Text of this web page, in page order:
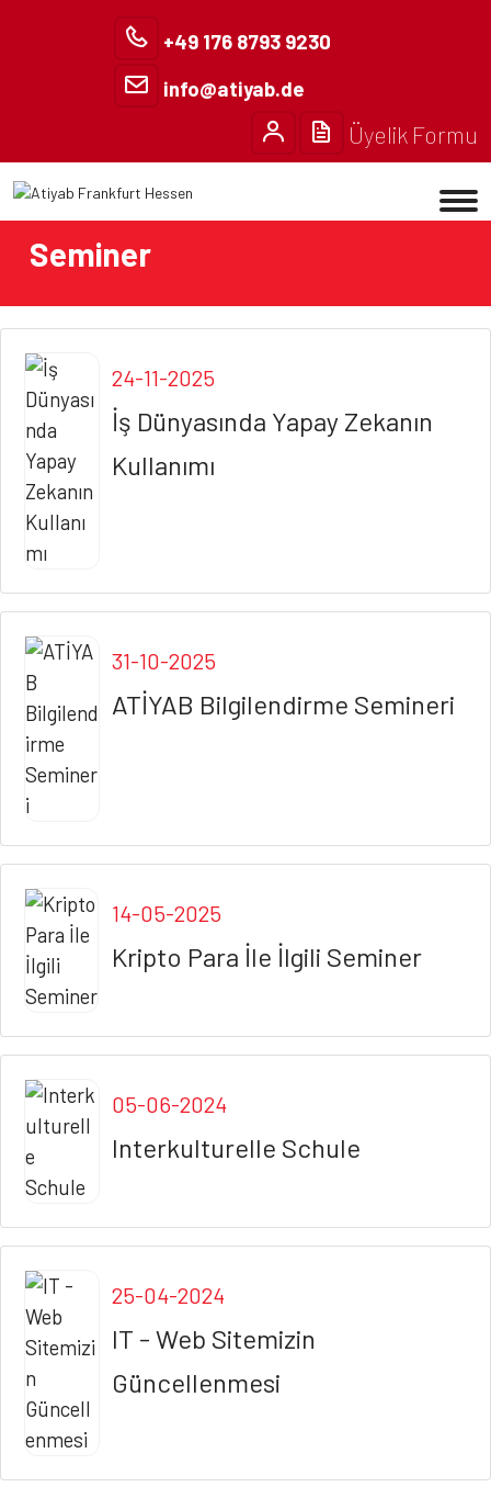
+49 176 8793 9230
info@atiyab.de
Üyelik Formu
Seminer
24-11-2025
İş Dünyasında Yapay Zekanın
Kullanımı
31-10-2025
ATİYAB Bilgilendirme Semineri
14-05-2025
Kripto Para İle İlgili Seminer
05-06-2024
Interkulturelle Schule
25-04-2024
IT - Web Sitemizin
Güncellenmesi
Detay yazı